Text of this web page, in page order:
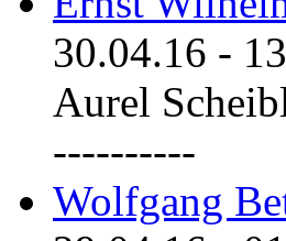
30.04.16 -
Aurel
----------
Wolfgang